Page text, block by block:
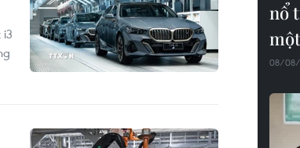
i3
nổ
08/08/